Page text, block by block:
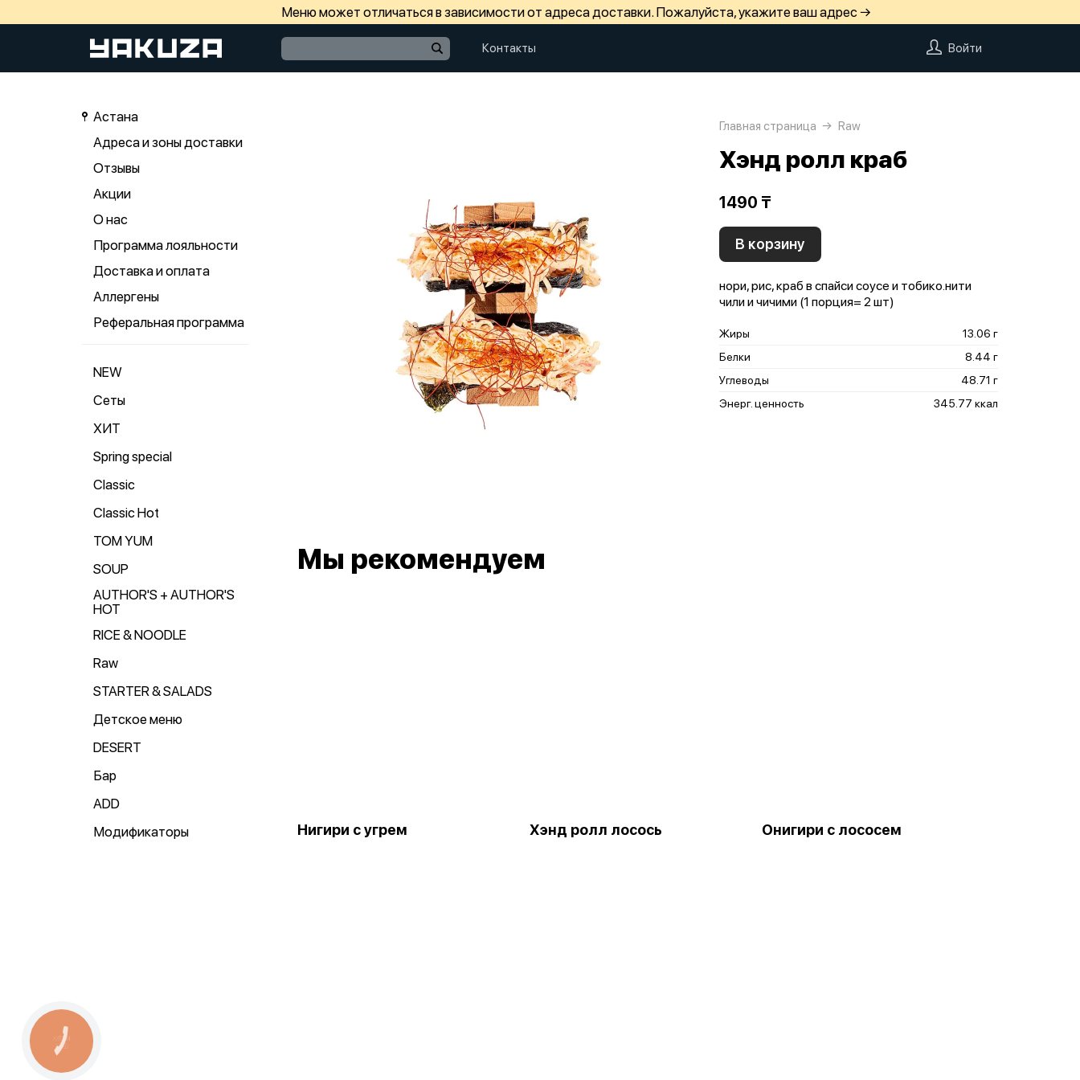
Меню может отличаться в зависимости от адреса доставки. Пожалуйста, укажите ваш адрес →
Контакты Войти
Астана
Адреса и зоны доставки
Отзывы
Акции
О нас
Программа лояльности
Доставка и оплата
Аллергены
Реферальная программа
NEW
Сеты
ХИТ
Spring special
Classic
Classic Hot
TOM YUM
SOUP
AUTHOR'S + AUTHOR'S
HOT
RICE & NOODLE
Raw
STARTER & SALADS
Детское меню
DESERT
Бар
ADD
Модификаторы
Главная страница Raw
Хэнд ролл краб
1490 ₸
В корзину
нори, рис, краб в спайси соусе и тобико.нити
чили и чичими (1 порция= 2 шт)
Жиры
13.06 г
Белки
8.44 г
Углеводы
48.71 г
Энерг. ценность
345.77 ккал
Мы рекомендуем
Нигири с угрем Хэнд ролл лосось Онигири с лососем
КНОПКА
СВЯЗИ